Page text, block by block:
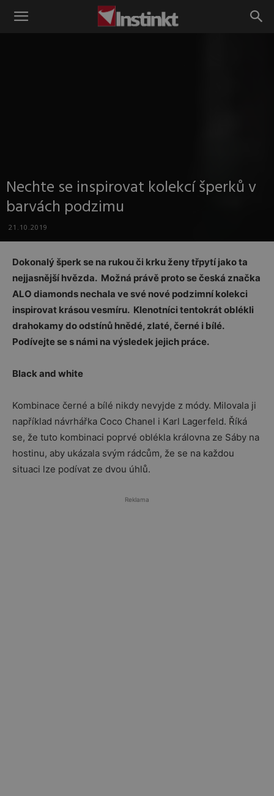
Instinkt
Nechte se inspirovat kolekcí šperků v
barvách podzimu
21.10.2019
Dokonalý šperk se na rukou či krku ženy třpytí jako ta
nejjasnější hvězda. Možná právě proto se česká značka
ALO diamonds nechala ve své nové podzimní kolekci
inspirovat krásou vesmíru. Klenotníci tentokrát oblékli
drahokamy do odstínů hnědé, zlaté, černé i bílé.
Podívejte se s námi na výsledek jejich práce.
Black and white
Kombinace černé a bílé nikdy nevyjde z módy. Milovala ji
například návrhářka Coco Chanel i Karl Lagerfeld. Říká
se, že tuto kombinaci poprvé oblékla královna ze Sáby na
hostinu, aby ukázala svým rádcům, že se na každou
situaci lze podívat ze dvou úhlů.
Reklama